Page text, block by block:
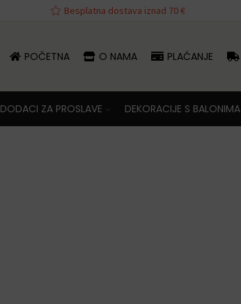
Besplatna dostava iznad 70 €
POČETNA O NAMA PLAĆANJE
DODACI ZA PROSLAVE DEKORACIJE S BALONIMA